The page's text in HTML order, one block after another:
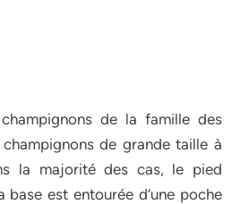
de la famille des
de grande taille à
la majorité des cas, le pied
base est entourée d’une poche